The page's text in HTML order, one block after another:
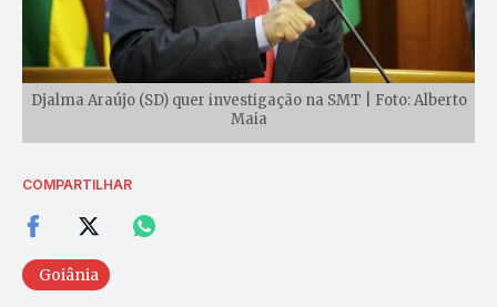
Djalma Araújo (SD) quer investigação na SMT | Foto: Alberto
Maia
COMPARTILHAR
Goiânia